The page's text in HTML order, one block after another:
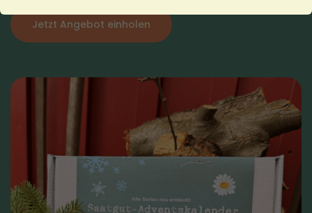
Jetzt Angebot einholen